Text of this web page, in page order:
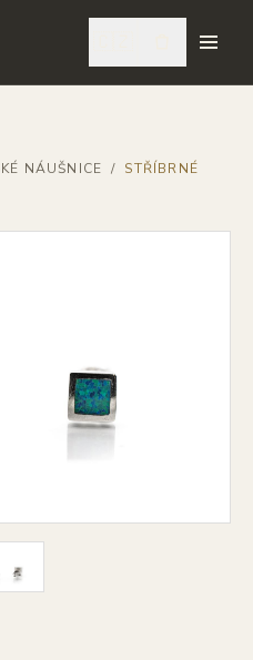
NÁUŠNICE / STŘÍBRNÉ